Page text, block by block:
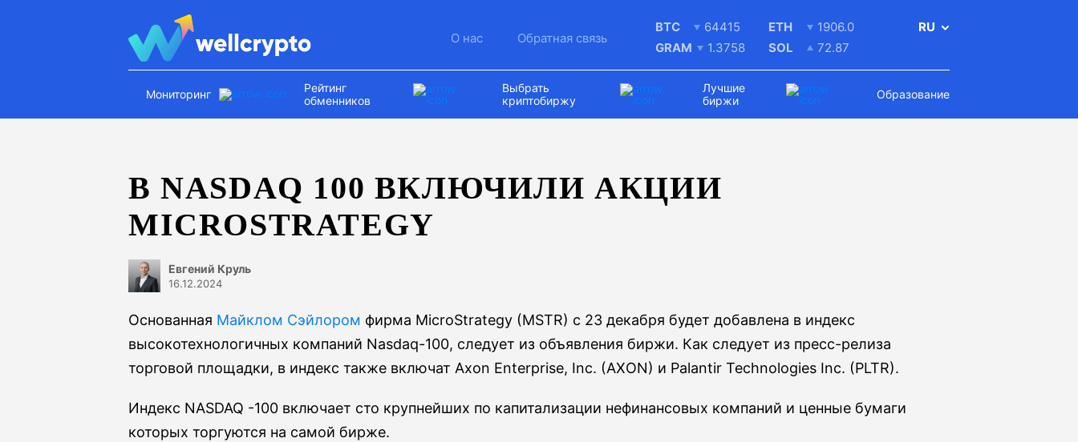
О нас Обратная связь
BTC
64415
GRAM
1.3758
ETH
1906.0
SOL
72.87
RU
Мониторинг
Рейтинг
обменников
Выбрать
криптобиржу
Лучшие
биржи
Образование
В NASDAQ 100 ВКЛЮЧИЛИ АКЦИИ
MICROSTRATEGY
Евгений Круль
16.12.2024
Основанная Майклом Сэйлором фирма MicroStrategy (MSTR) с 23 декабря будет добавлена в индекс
высокотехнологичных компаний Nasdaq-100, следует из объявления биржи. Как следует из пресс-релиза
торговой площадки, в индекс также включат Axon Enterprise, Inc. (AXON) и Palantir Technologies Inc. (PLTR).
Индекс NASDAQ -100 включает сто крупнейших по капитализации нефинансовых компаний и ценные бумаги
которых торгуются на самой бирже.